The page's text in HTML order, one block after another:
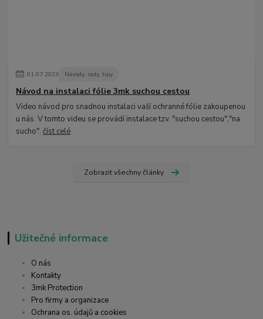
01.07.2023 Návody, rady, tipy
Návod na instalaci fólie 3mk suchou cestou
Video návod pro snadnou instalaci vaší ochranné fólie zakoupenou
u nás. V tomto videu se provádí instalace tzv. "suchou cestou","na
sucho".číst celé
Zobrazit všechny články
Užitečné informace
O nás
Kontakty
3mk Protection
Pro firmy a organizace
Ochrana os. údajů a cookies